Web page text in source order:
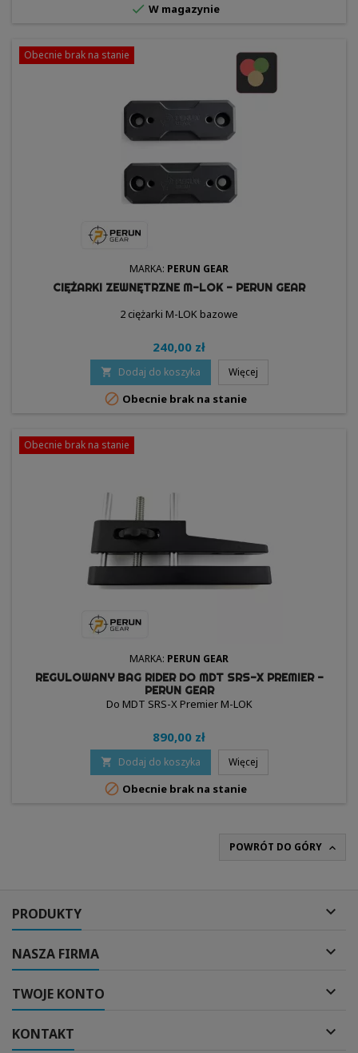
 W magazynie
Obecnie brak na stanie
MARKA: PERUN GEAR
CIĘŻARKI ZEWNĘTRZNE M-LOK - PERUN GEAR
2 ciężarki M-LOK bazowe
240,00 zł
 Dodaj do koszyka Więcej
 Obecnie brak na stanie
Obecnie brak na stanie
MARKA: PERUN GEAR
REGULOWANY BAG RIDER DO MDT SRS-X PREMIER -
PERUN GEAR
Do MDT SRS-X Premier M-LOK
890,00 zł
 Dodaj do koszyka Więcej
 Obecnie brak na stanie
POWRÓT DO GÓRY 
PRODUKTY 
NASZA FIRMA 
TWOJE KONTO 
KONTAKT 